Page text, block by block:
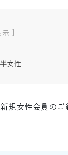
]
女性
規女性会員の